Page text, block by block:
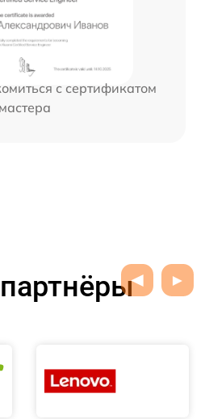
с сертификатом
мастера